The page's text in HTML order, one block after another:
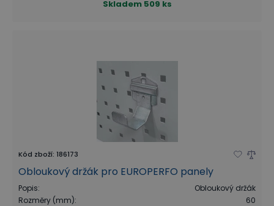
Skladem 509 ks
Kód zboží: 186173
Obloukový držák pro EUROPERFO panely
Popis:
Obloukový držák
Rozměry (mm): 60